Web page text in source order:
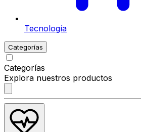
Tecnología
Categorías
Categorías
Explora nuestros productos